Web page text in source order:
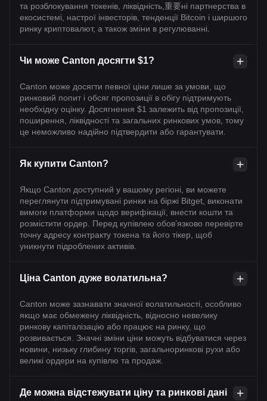
та розблокування токенів, ліквідність,重要ні партнерства в
екосистемі, настрої інвесторів, тенденції Bitcoin і ширшого
ринку криптовалют, а також зміни в регулюванні.
Чи може Canton досягти $1?
Canton може досягти певної ціни лише за умови, що
ринковий попит і обсяг пропозиції в обігу підтримують
необхідну оцінку. Досягнення $1 залежить від пропозиції,
поширення, ліквідності та загальних ринкових умов, тому
це неможливо надійно підтвердити або гарантувати.
Як купити Canton?
Якщо Canton доступний у вашому регіоні, ви можете
переглянути підтримувані ринки на біржі Bitget, виконати
вимоги платформи щодо верифікації, внести кошти та
розмістити ордер. Перед купівлею обов’язково перевірте
точну адресу контракту токена та його тікер, щоб
уникнути підроблених активів.
Ціна Canton дуже волатильна?
Canton може зазнавати значної волатильності, особливо
якщо має обмежену ліквідність, відносно невелику
ринкову капіталізацію або працює на ринку, що
розвивається. Значні зміни ціни можуть відбуватися через
новини, низьку глибину торгів, загальноринкові рухи або
великі ордери на купівлю та продаж.
Де можна відстежувати ціну та ринкові дані